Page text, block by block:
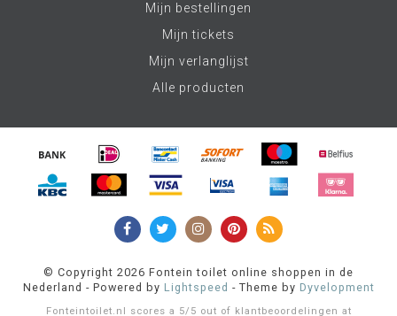
Mijn bestellingen
Mijn tickets
Mijn verlanglijst
Alle producten
© Copyright 2026 Fontein toilet online shoppen in de
Nederland - Powered by Lightspeed - Theme by Dyvelopment
Fonteintoilet.nl scores a 5/ 5 out of klantbeoordelingen at